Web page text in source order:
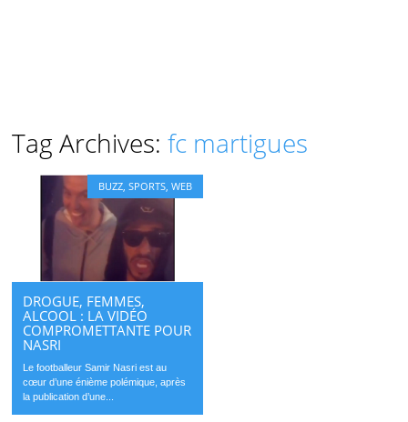
Tag Archives:fc martigues
BUZZ ,SPORTS ,WEB
DROGUE, FEMMES,
ALCOOL : LA VIDÉO
COMPROMETTANTE POUR
NASRI
Le footballeur Samir Nasri est au
cœur d’une énième polémique, après
la publication d’une...